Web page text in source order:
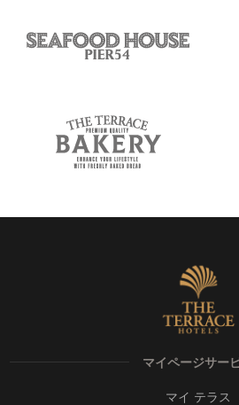
マイページサー
マイ テラス